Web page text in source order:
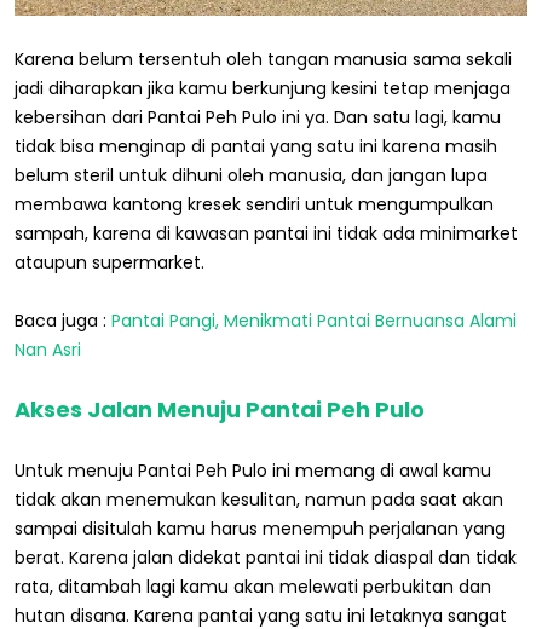
Karena belum tersentuh oleh tangan manusia sama sekali
jadi diharapkan jika kamu berkunjung kesini tetap menjaga
kebersihan dari Pantai Peh Pulo ini ya. Dan satu lagi, kamu
tidak bisa menginap di pantai yang satu ini karena masih
belum steril untuk dihuni oleh manusia, dan jangan lupa
membawa kantong kresek sendiri untuk mengumpulkan
sampah, karena di kawasan pantai ini tidak ada minimarket
ataupun supermarket.
Baca juga : Pantai Pangi, Menikmati Pantai Bernuansa Alami
Nan Asri
Akses Jalan Menuju Pantai Peh Pulo
Untuk menuju Pantai Peh Pulo ini memang di awal kamu
tidak akan menemukan kesulitan, namun pada saat akan
sampai disitulah kamu harus menempuh perjalanan yang
berat. Karena jalan didekat pantai ini tidak diaspal dan tidak
rata, ditambah lagi kamu akan melewati perbukitan dan
hutan disana. Karena pantai yang satu ini letaknya sangat